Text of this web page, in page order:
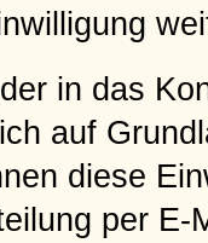
in das
auf
diese
per